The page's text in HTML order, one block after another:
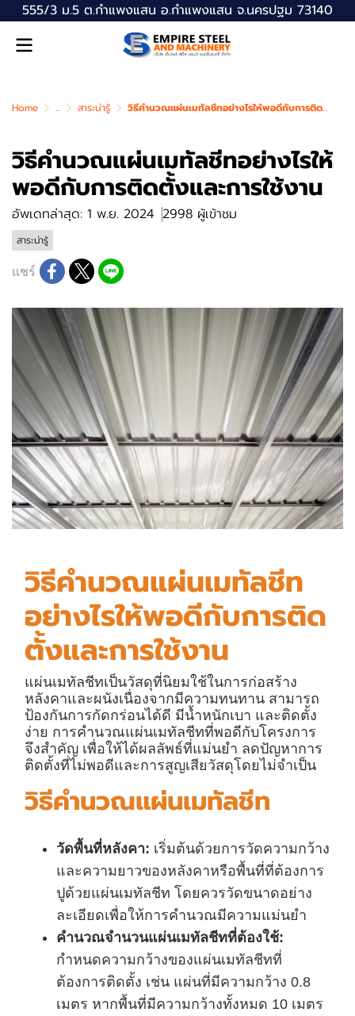
555/3 ม.5 ต.กำแพงแสน อ.กำแพงแสน จ.นครปฐม 73140
Home ... สาระน่ารู้ วิธีคำนวณแผ่นเมทัลชีทอย่างไรให้พอดีกับการติดตั้งและการใช้งาน
วิธีคำนวณแผ่นเมทัลชีทอย่างไรให้
พอดีกับการติดตั้งและการใช้งาน
อัพเดทล่าสุด: 1 พ.ย. 2024 2998 ผู้เข้าชม
สาระน่ารู้
แชร์
วิธีคำนวณแผ่นเมทัลชีท
อย่างไรให้พอดีกับการติด
ตั้งและการใช้งาน
แผ่นเมทัลชีทเป็นวัสดุที่นิยมใช้ในการก่อสร้าง
หลังคาและผนังเนื่องจากมีความทนทาน สามารถ
ป้องกันการกัดกร่อนได้ดี มีน้ำหนักเบา และติดตั้ง
ง่าย การคำนวณแผ่นเมทัลชีทที่พอดีกับโครงการ
จึงสำคัญ เพื่อให้ได้ผลลัพธ์ที่แม่นยำ ลดปัญหาการ
ติดตั้งที่ไม่พอดีและการสูญเสียวัสดุโดยไม่จำเป็น
วิธีคำนวณแผ่นเมทัลชีท
วัดพื้นที่หลังคา: เริ่มต้นด้วยการวัดความกว้าง
และความยาวของหลังคาหรือพื้นที่ที่ต้องการ
ปูด้วยแผ่นเมทัลชีท โดยควรวัดขนาดอย่าง
ละเอียดเพื่อให้การคำนวณมีความแม่นยำ
คำนวณจำนวนแผ่นเมทัลชีทที่ต้องใช้:
กำหนดความกว้างของแผ่นเมทัลชีทที่
ต้องการติดตั้ง เช่น แผ่นที่มีความกว้าง 0.8
เมตร หากพื้นที่มีความกว้างทั้งหมด 10 เมตร